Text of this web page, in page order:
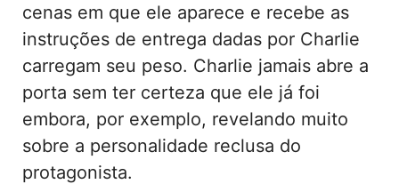
cenas em que ele aparece e recebe as
instruções de entrega dadas por Charlie
carregam seu peso. Charlie jamais abre a
porta sem ter certeza que ele já foi
embora, por exemplo, revelando muito
sobre a personalidade reclusa do
protagonista.